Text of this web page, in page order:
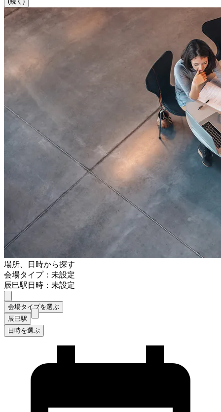
場所、日時から探す
会場タイプ：未設定
辰巳駅日時：未設定
会場タイプを選ぶ
辰巳駅
日時を選ぶ